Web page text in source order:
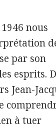
nous
par son
esprits.
Jean-
à tuer